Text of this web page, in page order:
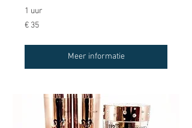
1 uur
35
euro
€ 35
Meer informatie